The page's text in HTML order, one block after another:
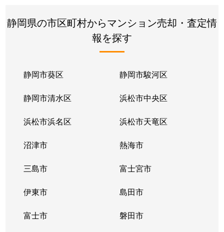
静岡県の市区町村からマンション売却・査定情
報を探す
静岡市葵区 静岡市駿河区
静岡市清水区 浜松市中央区
浜松市浜名区 浜松市天竜区
沼津市 熱海市
三島市 富士宮市
伊東市 島田市
富士市 磐田市